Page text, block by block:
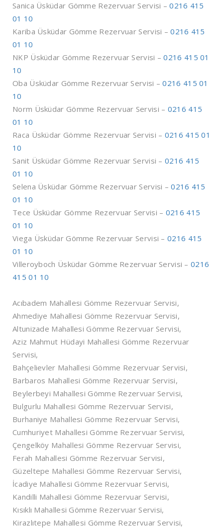
Sanica Üsküdar Gömme Rezervuar Servisi –0216 415
01 10
Kariba Üsküdar Gömme Rezervuar Servisi –0216 415
01 10
NKP Üsküdar Gömme Rezervuar Servisi –0216 415 01
10
Oba Üsküdar Gömme Rezervuar Servisi –0216 415 01
10
Norm Üsküdar Gömme Rezervuar Servisi – 0216 415
01 10
Raca Üsküdar Gömme Rezervuar Servisi – 0216 415 01
10
Sanit Üsküdar Gömme Rezervuar Servisi – 0216 415
01 10
Selena Üsküdar Gömme Rezervuar Servisi –0216 415
01 10
Tece Üsküdar Gömme Rezervuar Servisi – 0216 415
01 10
Viega Üsküdar Gömme Rezervuar Servisi – 0216 415
01 10
Villeroyboch Üsküdar Gömme Rezervuar Servisi –0216
415 01 10
Acıbadem Mahallesi Gömme Rezervuar Servisi,
Ahmediye Mahallesi Gömme Rezervuar Servisi,
Altunizade Mahallesi Gömme Rezervuar Servisi,
Aziz Mahmut Hüdayi Mahallesi Gömme Rezervuar
Servisi,
Bahçelievler Mahallesi Gömme Rezervuar Servisi,
Barbaros Mahallesi Gömme Rezervuar Servisi,
Beylerbeyi Mahallesi Gömme Rezervuar Servisi,
Bulgurlu Mahallesi Gömme Rezervuar Servisi,
Burhaniye Mahallesi Gömme Rezervuar Servisi,
Cumhuriyet Mahallesi Gömme Rezervuar Servisi,
Çengelköy Mahallesi Gömme Rezervuar Servisi,
Ferah Mahallesi Gömme Rezervuar Servisi,
Güzeltepe Mahallesi Gömme Rezervuar Servisi,
İcadiye Mahallesi Gömme Rezervuar Servisi,
Kandilli Mahallesi Gömme Rezervuar Servisi,
Kısıklı Mahallesi Gömme Rezervuar Servisi,
Kirazlıtepe Mahallesi Gömme Rezervuar Servisi,